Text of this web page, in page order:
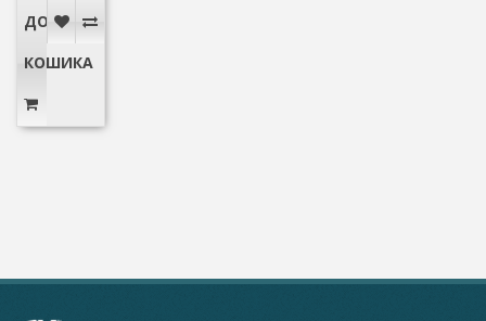
ДО
КОШИКА